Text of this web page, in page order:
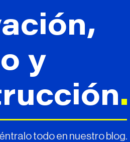
y
.
todo en nuestro blog.